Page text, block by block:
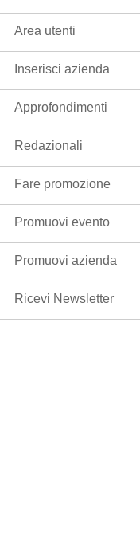
Area utenti
Inserisci azienda
Approfondimenti
Redazionali
Fare promozione
Promuovi evento
Promuovi azienda
Ricevi Newsletter